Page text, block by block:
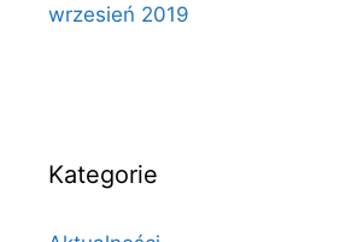
wrzesień 2019
Kategorie